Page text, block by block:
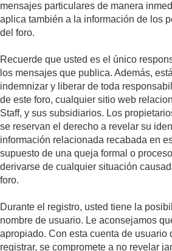
mensajes particulares de manera
aplica también a la información de los
del foro.
Recuerde que usted es el único
los mensajes que publica. Además,
indemnizar y liberar de toda
de este foro, cualquier sitio web
Staff, y sus subsidiarios. Los
se reservan el derecho a revelar su
información relacionada recabada en
supuesto de una queja formal o
derivarse de cualquier situación
foro.
Durante el registro, usted tiene la
nombre de usuario. Le aconsejamos
apropiado. Con esta cuenta de usuario
registrar, se compromete a no revelar